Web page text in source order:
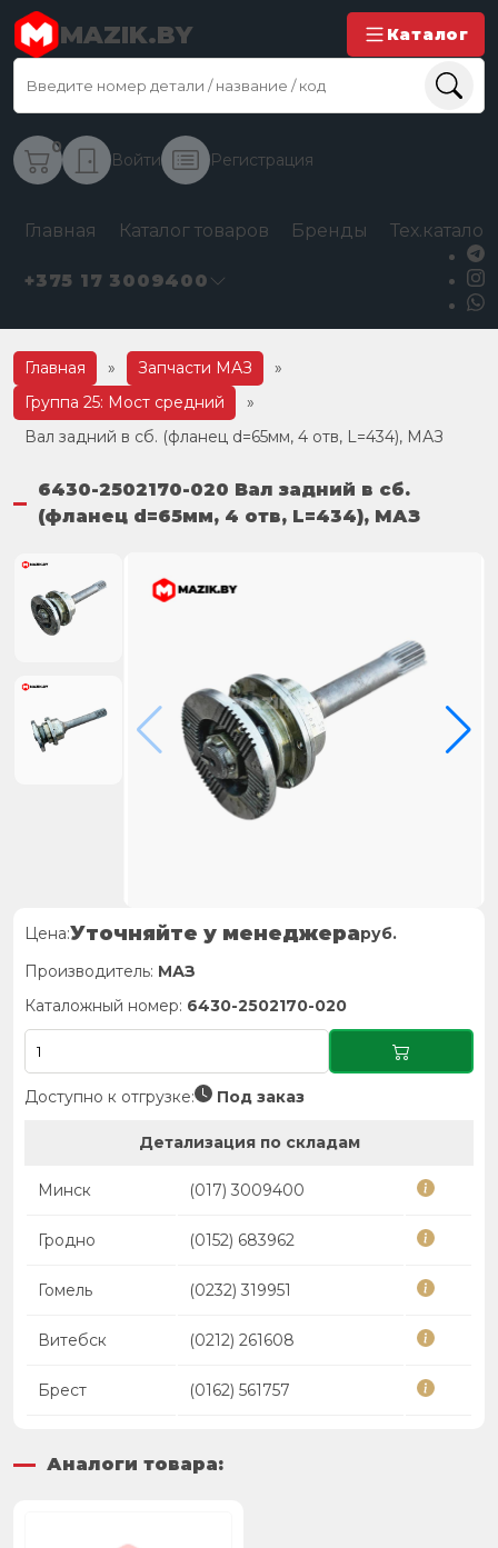
MAZIK.BY Каталог
0
Войти Регистрация
Главная Каталог товаров Бренды
+375 17 3009400
Главная » Запчасти МАЗ
»
Группа 25: Мост средний
»
Вал задний в сб. (фланец d=65мм, 4 отв, L=434), МАЗ
6430-2502170-020 Вал задний в сб.
(фланец d=65мм, 4 отв, L=434), МАЗ
Цена:Уточняйте у менеджераруб.
Производитель: МАЗ
Каталожный номер: 6430-2502170-020
Доступно к отгрузке: Под заказ
Детализация по складам
Минск (017) 3009400
Гродно (0152) 683962
Гомель (0232) 319951
Витебск (0212) 261608
Брест (0162) 561757
Аналоги товара: